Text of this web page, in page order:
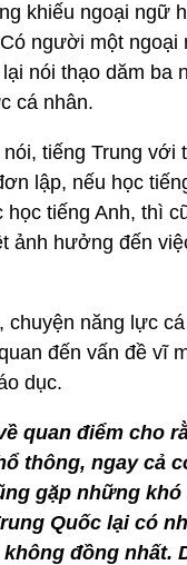
khiếu ngoại ngữ
người một ngoại
nói thạo dăm ba
cá nhân.
tiếng Trung với
lập, nếu học
học tiếng Anh, thì
ảnh hưởng đến
chuyện năng lực
đến vấn đề vĩ
dục.
quan điểm cho
thông, ngay cả
gặp những khó
Quốc lại có nh
không đồng nhất.